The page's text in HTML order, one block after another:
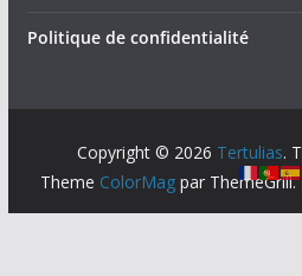
Politique de confidentialité
Copyright © 2026 Tertulias.
Theme ColorMagpar ThemeGrill.